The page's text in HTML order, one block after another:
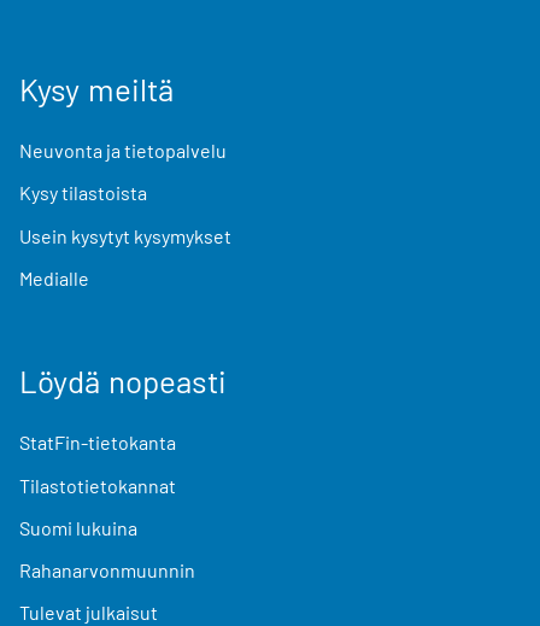
Kysy meiltä
Neuvonta ja tietopalvelu
Kysy tilastoista
Usein kysytyt kysymykset
Medialle
Löydä nopeasti
StatFin-tietokanta
Tilastotietokannat
Suomi lukuina
Rahanarvonmuunnin
Tulevat julkaisut